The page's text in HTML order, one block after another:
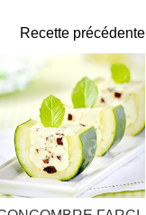
Recette précédente